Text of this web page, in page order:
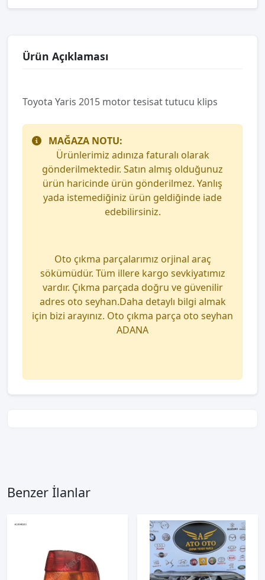
Ürün Açıklaması
Toyota Yaris 2015 motor tesisat tutucu klips
MAĞAZA NOTU:
Ürünlerimiz adınıza faturalı olarak
gönderilmektedir. Satın almış olduğunuz
ürün haricinde ürün gönderilmez. Yanlış
yada istemediğiniz ürün geldiğinde iade
edebilirsiniz.
Oto çıkma parçalarımız orjinal araç
sökümüdür. Tüm illere kargo sevkiyatımız
vardır. Çıkma parçada doğru ve güvenilir
adres oto seyhan.Daha detaylı bilgi almak
için bizi arayınız. Oto çıkma parça oto seyhan
ADANA
Benzer İlanlar